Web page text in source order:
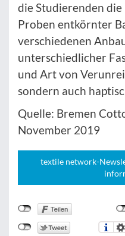
die Studierenden
Proben entkörnter
verschiedenen
unterschiedlicher
und Art von
sondern auch
Quelle: Bremen
November 2019
textile network-